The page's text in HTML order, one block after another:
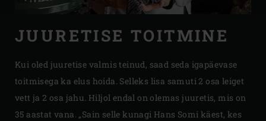
JUURETISE TOITMINE
Kui oled juuretise valmis teinud, saad seda igapäevase
toitmisega ka elus hoida. Selleks lisa samuti 2 osa leiget
vett ja 2 osa jahu. Hiljol endal on olemas juuretis, mis on
35 aastat vana. „Sain selle kunagi Hans Somi käest, kes